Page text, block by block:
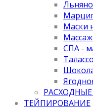
Маски
СПА -
ТЕЙПИРОВАНИЕ